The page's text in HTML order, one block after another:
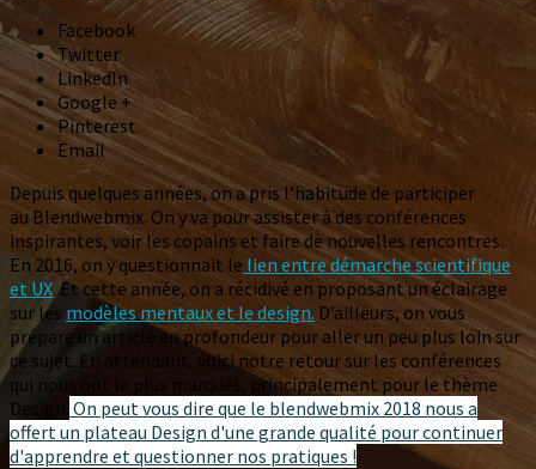
Facebook
Twitter
LinkedIn
Google +
Pinterest
Email
Depuis quelques années, on a pris l’habitude de participer
au Blendwebmix. On y va pour assister à des conférences
inspirantes, voir les copains et faire de nouvelles rencontres.
En 2016, on y questionnait le lien entre démarche scientifique
et UX. Et cette année, on a récidivé en proposant un éclairage
sur les modèles mentaux et le design. D’ailleurs, on vous
prépare un article en profondeur pour aller un peu plus loin sur
ce sujet. En attendant, voici notre retour sur les conférences
qui nous ont le plus marqués, principalement pour le thème
Design.
On peut vous dire que le blendwebmix 2018 nous a
offert un plateau Design d'une grande qualité pour continuer
d'apprendre et questionner nos pratiques !